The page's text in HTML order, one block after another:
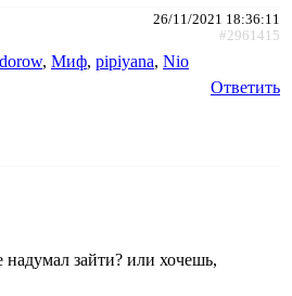
26/11/2021 18:36:11
#2961415
, Миф, pipiyana, Nio
Ответить
надумал зайти? или хочешь,